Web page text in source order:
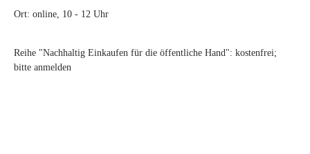
Ort: online, 10 - 12 Uhr
Reihe "Nachhaltig Einkaufen für die öffentliche Hand": kostenfrei;
bitte anmelden